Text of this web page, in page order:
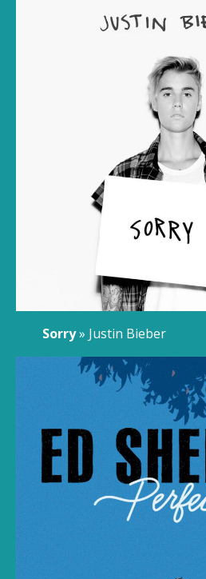
Sorry» Justin Bieber